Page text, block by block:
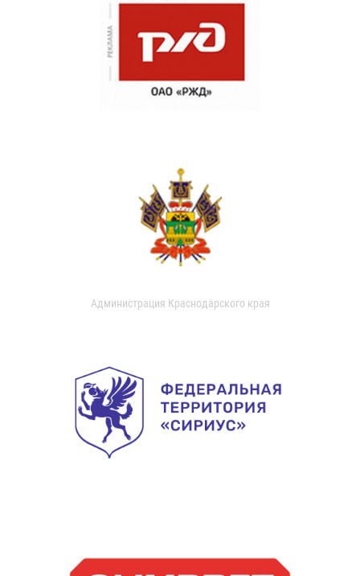
Администрация Краснодарского края